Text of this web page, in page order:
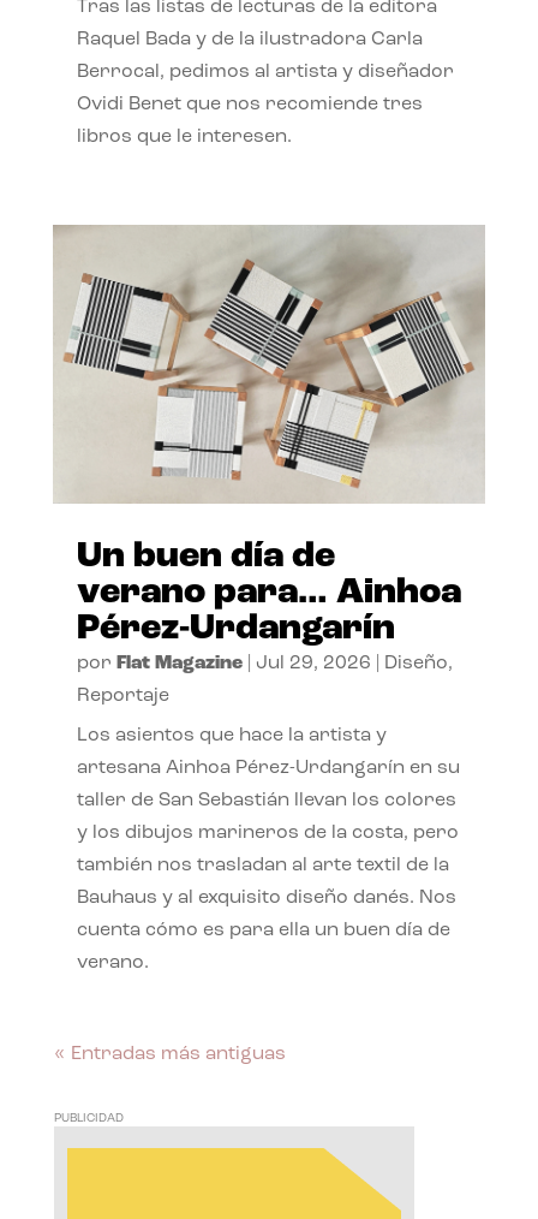
Tras las listas de lecturas de la editora
Raquel Bada y de la ilustradora Carla
Berrocal, pedimos al artista y diseñador
Ovidi Benet que nos recomiende tres
libros que le interesen.
Un buen día de
verano para… Ainhoa
Pérez-Urdangarín
por Flat Magazine| Jul 29, 2026 Diseño,
Reportaje
Los asientos que hace la artista y
artesana Ainhoa Pérez-Urdangarín en su
taller de San Sebastián llevan los colores
y los dibujos marineros de la costa, pero
también nos trasladan al arte textil de la
Bauhaus y al exquisito diseño danés. Nos
cuenta cómo es para ella un buen día de
verano.
« Entradas más antiguas
PUBLICIDAD